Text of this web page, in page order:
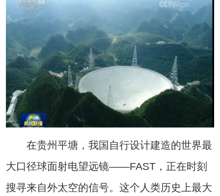
在贵州平塘，我国自行设计建造的世界最
大口径球面射电望远镜——FAST，正在时刻
搜寻来自外太空的信号。这个人类历史上最大